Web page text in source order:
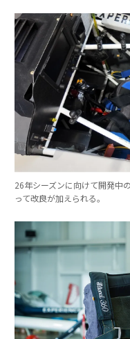
26年シーズンに向けて開発中
って改良が加えられる。